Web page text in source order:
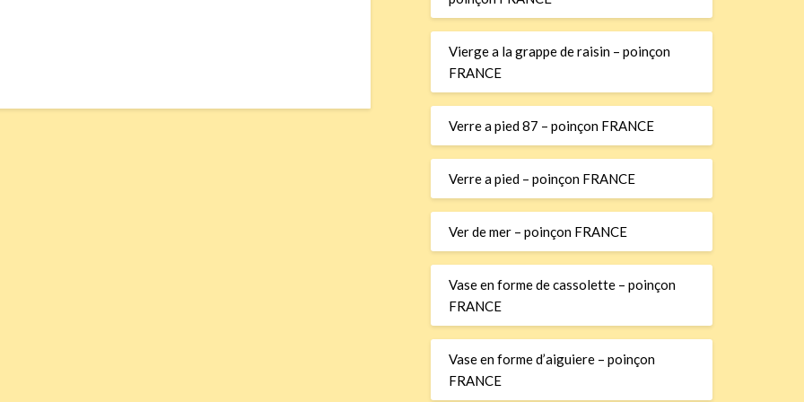
Vierge a la grappe de raisin – poinçon
FRANCE
Verre a pied 87 – poinçon FRANCE
Verre a pied – poinçon FRANCE
Ver de mer – poinçon FRANCE
Vase en forme de cassolette – poinçon
FRANCE
Vase en forme d’aiguiere – poinçon
FRANCE